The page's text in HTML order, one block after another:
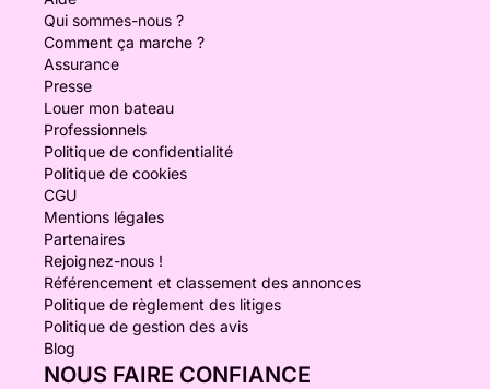
Qui sommes-nous ?
Comment ça marche ?
Assurance
Presse
Louer mon bateau
Professionnels
Politique de confidentialité
Politique de cookies
CGU
Mentions légales
Partenaires
Rejoignez-nous !
Référencement et classement des annonces
Politique de règlement des litiges
Politique de gestion des avis
Blog
NOUS FAIRE CONFIANCE